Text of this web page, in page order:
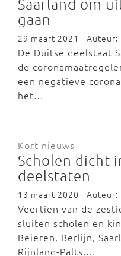
Saarland om
gaan
29 maart 2021 -
De Duitse deelstaat
de
een negatieve
het…
Kort nieuws
Scholen dicht
deelstaten
13 maart 2020 -
Veertien van de
sluiten scholen en
Beieren, Berlijn,
Rijnland-Palts,…